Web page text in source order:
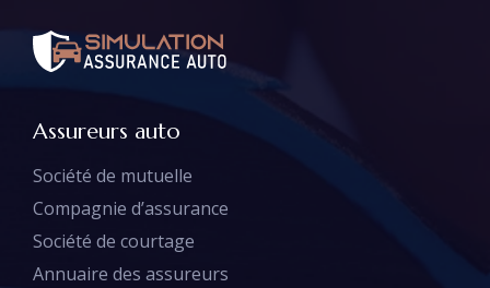
Assureurs auto
Société de mutuelle
Compagnie d’assurance
Société de courtage
Annuaire des assureurs